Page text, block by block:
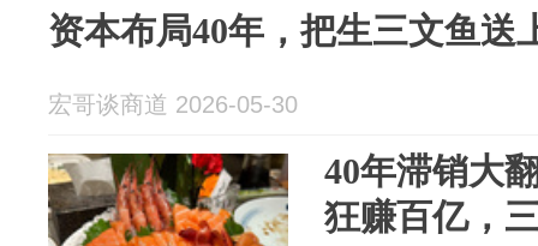
资本布局40年，把生三文鱼送
宏哥谈商道 2026-05-30
40年滞销大
狂赚百亿，